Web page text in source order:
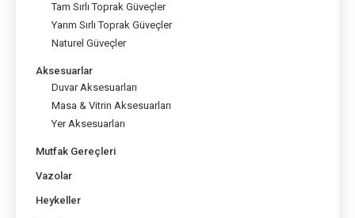
Tam Sırlı Toprak Güveçler
Yarım Sırlı Toprak Güveçler
Naturel Güveçler
Aksesuarlar
Duvar Aksesuarları
Masa & Vitrin Aksesuarları
Yer Aksesuarları
Mutfak Gereçleri
Vazolar
Heykeller